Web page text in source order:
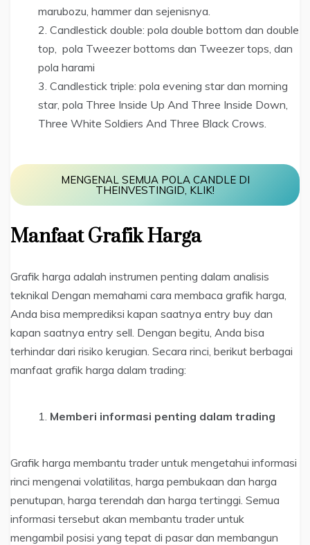
marubozu, hammer dan sejenisnya.
Candlestick double: pola double bottom dan double
top, pola Tweezer bottoms dan Tweezer tops, dan
pola harami
Candlestick triple: pola evening star dan morning
star, pola Three Inside Up And Three Inside Down,
Three White Soldiers And Three Black Crows.
MENGENAL SEMUA POLA CANDLE DI
THEINVESTINGID, KLIK!
Manfaat Grafik Harga
Grafik harga adalah instrumen penting dalam analisis
teknikal Dengan memahami cara membaca grafik harga,
Anda bisa memprediksi kapan saatnya entry buy dan
kapan saatnya entry sell. Dengan begitu, Anda bisa
terhindar dari risiko kerugian. Secara rinci, berikut berbagai
manfaat grafik harga dalam trading:
Memberi informasi penting dalam trading
Grafik harga membantu trader untuk mengetahui informasi
rinci mengenai volatilitas, harga pembukaan dan harga
penutupan, harga terendah dan harga tertinggi. Semua
informasi tersebut akan membantu trader untuk
mengambil posisi yang tepat di pasar dan membangun